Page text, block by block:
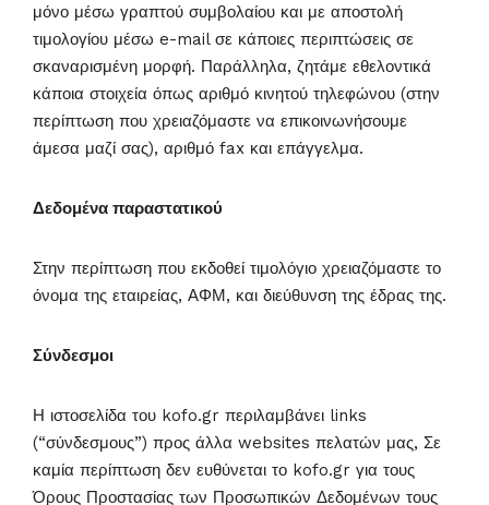
μόνο μέσω γραπτού συμβολαίου και με αποστολή
τιμολογίου μέσω e-mail σε κάποιες περιπτώσεις σε
σκαναρισμένη μορφή. Παράλληλα, ζητάμε εθελοντικά
κάποια στοιχεία όπως αριθμό κινητού τηλεφώνου (στην
περίπτωση που χρειαζόμαστε να επικοινωνήσουμε
άμεσα μαζί σας), αριθμό fax και επάγγελμα.
Δεδομένα παραστατικού
Στην περίπτωση που εκδοθεί τιμολόγιο χρειαζόμαστε το
όνομα της εταιρείας, ΑΦΜ, και διεύθυνση της έδρας της.
Σύνδεσμοι
Η ιστοσελίδα του kofo.gr περιλαμβάνει links
(“σύνδεσμους”) προς άλλα websites πελατών μας, Σε
καμία περίπτωση δεν ευθύνεται το kofo.gr για τους
Όρους Προστασίας των Προσωπικών Δεδομένων τους